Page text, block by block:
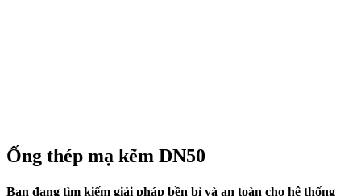
Ống thép mạ kẽm DN50
Bạn đang tìm kiếm giải pháp bền bỉ và an toàn cho hệ thống